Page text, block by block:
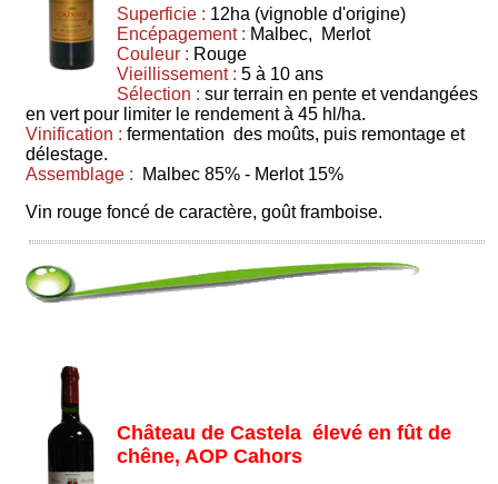
Superficie : 12ha (vignoble d'origine)
Encépagement : Malbec, Merlot
Couleur : Rouge
Vieillissement : 5 à 10 ans
Sélection : sur terrain en pente et vendangées
en vert pour limiter le rendement à 45 hl/ha.
Vinification : fermentation des moûts, puis remontage et
délestage.
Assemblage : Malbec 85% - Merlot 15%
Vin rouge foncé de caractère, goût framboise.
Château de Castela élevé en fût de
chêne, AOP Cahors